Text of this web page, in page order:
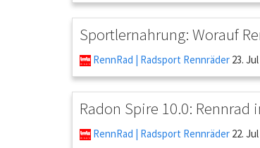
Sportlernahrung: Worauf
RennRad | Radsport Rennräder 23. Jul
Radon Spire 10.0: Rennrad
RennRad | Radsport Rennräder 22. Jul